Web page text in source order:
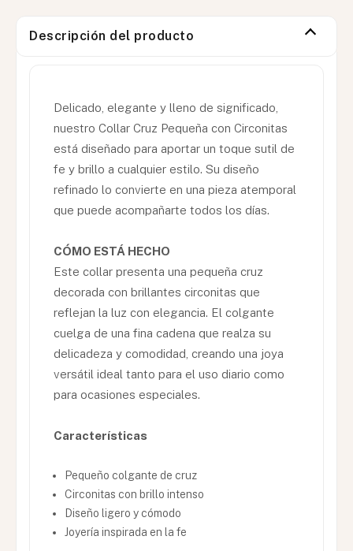
Descripción del producto
Delicado, elegante y lleno de significado,
nuestro Collar Cruz Pequeña con Circonitas
está diseñado para aportar un toque sutil de
fe y brillo a cualquier estilo. Su diseño
refinado lo convierte en una pieza atemporal
que puede acompañarte todos los días.
CÓMO ESTÁ HECHO
Este collar presenta una pequeña cruz
decorada con brillantes circonitas que
reflejan la luz con elegancia. El colgante
cuelga de una fina cadena que realza su
delicadeza y comodidad, creando una joya
versátil ideal tanto para el uso diario como
para ocasiones especiales.
Características
Pequeño colgante de cruz
Circonitas con brillo intenso
Diseño ligero y cómodo
Joyería inspirada en la fe